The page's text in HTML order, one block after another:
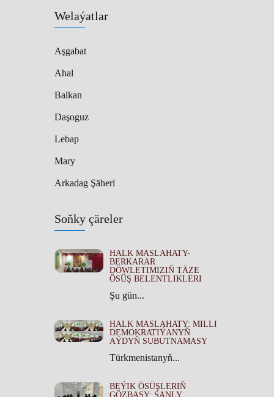
Welaýatlar
Aşgabat
Ahal
Balkan
Daşoguz
Lebap
Mary
Arkadag Şäheri
Soňky çäreler
HALK MASLAHATY-
BERKARAR
DÖWLETIMIZIŇ TÄZE
ÖSÜŞ BELENTLIKLERI
Şu gün...
HALK MASLAHATY: MILLI
DEMOKRATIÝANYŇ
AÝDYŇ SUBUTNAMASY
Türkmenistanyň...
BEÝIK ÖSÜŞLERIŇ
GÖZBAŞY: ŞANLY